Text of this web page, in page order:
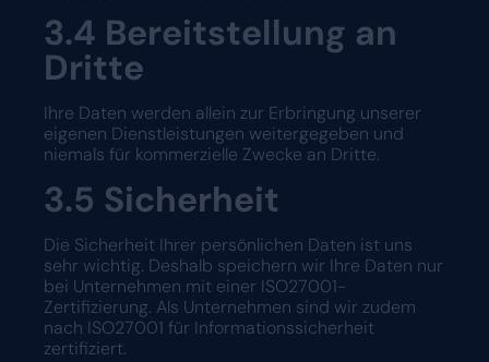
3.4 Bereitstellung an
Dritte
Ihre Daten werden allein zur Erbringung unserer
eigenen Dienstleistungen weitergegeben und
niemals für kommerzielle Zwecke an Dritte.
3.5 Sicherheit
Die Sicherheit Ihrer persönlichen Daten ist uns
sehr wichtig. Deshalb speichern wir Ihre Daten nur
bei Unternehmen mit einer ISO27001-
Zertifizierung. Als Unternehmen sind wir zudem
nach ISO27001 für Informationssicherheit
zertifiziert.